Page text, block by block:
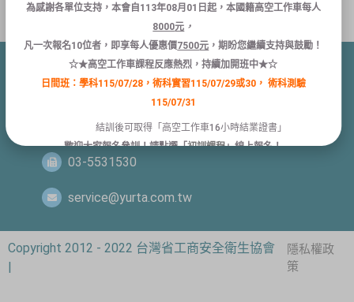
新竹縣竹北市縣政五街32巷8號1樓
03-5532399、 03-5531597
03-5531530
service@yurta.com.tw
Copyright 2012 - 2022 台灣省工商安全衛生協會
隱私權政
策
為感謝各單位支持，本會自 113年08月 01 日起 ，本國籍高空工作車每人
8000元 ，
凡一次報名10位者 ， 即享每人優惠價7500元 ，期盼您繼續支持與鼓勵！
☆★高空工作車課程反應熱烈，持續加開班中★☆
日間班：學科115/07/28，術科實習115/07/29或30，術科測驗
115/07/31
結訓後可取得「高空工作車16小時結業證書」
歡迎大家報名參訓！請點選「初訓課程」線上報名！
關閉